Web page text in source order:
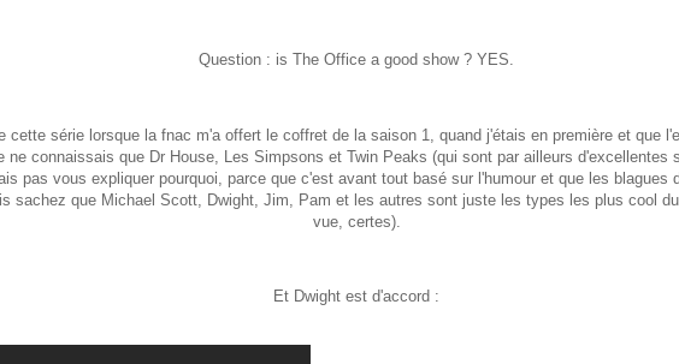
Question : is The Office a good show ? YES.
cette série lorsque la fnac m'a offert le coffret de la saison 1, quand j'étais en première et que
ne connaissais que Dr House, Les Simpsons et Twin Peaks (qui sont par ailleurs d'excellentes
pas vous expliquer pourquoi, parce que c'est avant tout basé sur l'humour et que les blagues
sachez que Michael Scott, Dwight, Jim, Pam et les autres sont juste les types les plus cool
vue, certes).
Et Dwight est d'accord :